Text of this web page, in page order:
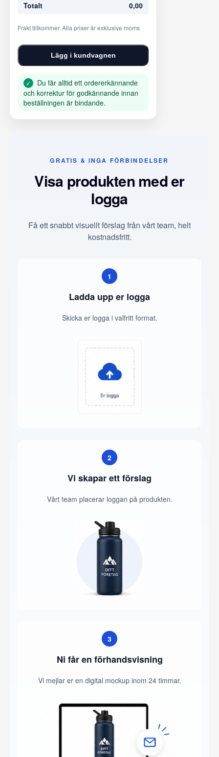
Totalt 0,00
Frakt tillkommer. Alla priser är exklusive moms
Lägg i kundvagnen
✓
Du får alltid ett ordererkännande
och korrektur för godkännande innan
beställningen är bindande.
GRATIS & INGA FÖRBINDELSER
Visa produkten med er
logga
Få ett snabbt visuellt förslag från vårt team, helt
kostnadsfritt.
1
Ladda upp er logga
Skicka er logga i valfritt format.
2
Vi skapar ett förslag
Vårt team placerar loggan på produkten.
3
Ni får en förhandsvisning
Vi mejlar er en digital mockup inom 24 timmar.